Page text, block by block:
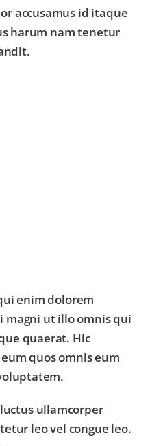
accusamus id itaque
harum nam tenetur
enim dolorem
magni ut illo omnis qui
quaerat. Hic
quos omnis eum
ullamcorper
leo vel congue leo.